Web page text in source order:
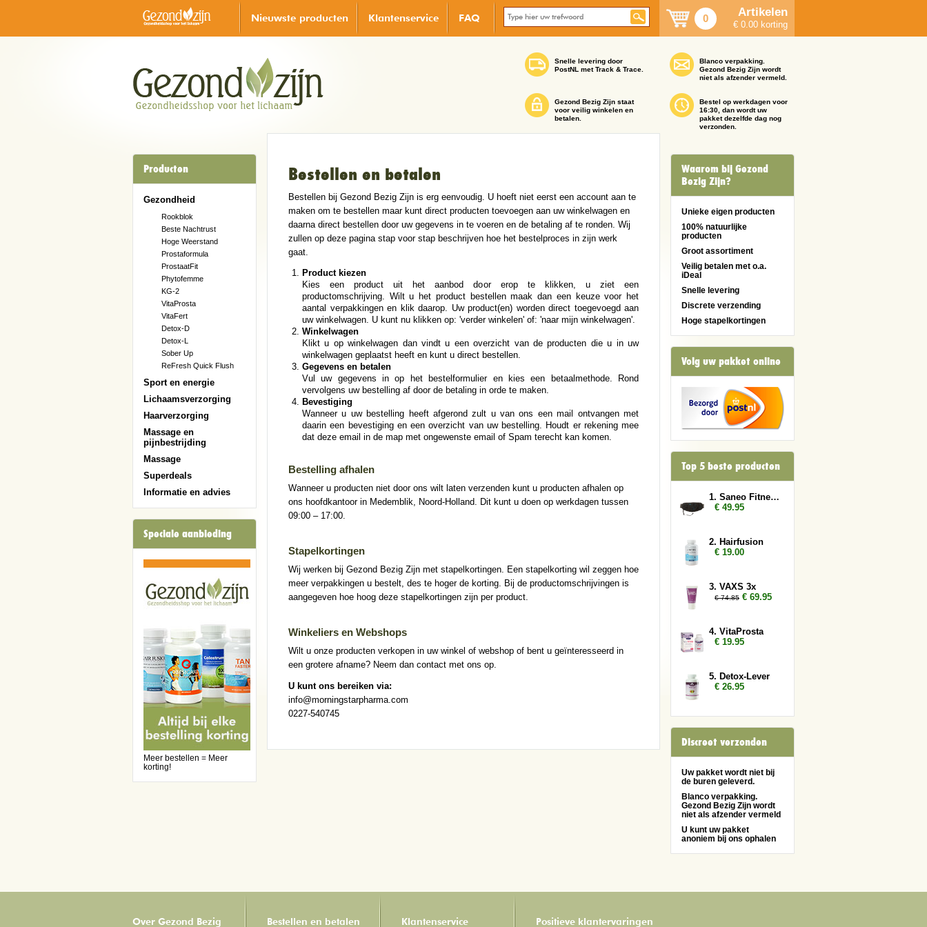
Nieuwste producten Klantenservice FAQ 0 Artikelen
€ 0.00 korting
Snelle levering door
PostNL met Track & Trace.
Gezond Bezig Zijn staat
voor veilig winkelen en
betalen.
Blanco verpakking.
Gezond Bezig Zijn wordt
niet als afzender vermeld.
Bestel op werkdagen voor
16:30, dan wordt uw
pakket dezelfde dag nog
verzonden.
Producten
Gezondheid
Rookblok
Beste Nachtrust
Hoge Weerstand
Prostaformula
ProstaatFit
Phytofemme
KG-2
VitaProsta
VitaFert
Detox-D
Detox-L
Sober Up
ReFresh Quick Flush
Sport en energie
Lichaamsverzorging
Haarverzorging
Massage en
pijnbestrijding
Massage
Superdeals
Informatie en advies
Speciale aanbieding
Meer bestellen = Meer
korting!
Bestellen en betalen
Bestellen bij Gezond Bezig Zijn is erg eenvoudig. U hoeft niet eerst een account aan te
maken om te bestellen maar kunt direct producten toevoegen aan uw winkelwagen en
daarna direct bestellen door uw gegevens in te voeren en de betaling af te ronden. Wij
zullen op deze pagina stap voor stap beschrijven hoe het bestelproces in zijn werk
gaat.
Product kiezen
Kies een product uit het aanbod door erop te klikken, u ziet een
productomschrijving. Wilt u het product bestellen maak dan een keuze voor het
aantal verpakkingen en klik daarop. Uw product(en) worden direct toegevoegd aan
uw winkelwagen. U kunt nu klikken op: 'verder winkelen' of: 'naar mijn winkelwagen'.
Winkelwagen
Klikt u op winkelwagen dan vindt u een overzicht van de producten die u in uw
winkelwagen geplaatst heeft en kunt u direct bestellen.
Gegevens en betalen
Vul uw gegevens in op het bestelformulier en kies een betaalmethode. Rond
vervolgens uw bestelling af door de betaling in orde te maken.
Bevestiging
Wanneer u uw bestelling heeft afgerond zult u van ons een mail ontvangen met
daarin een bevestiging en een overzicht van uw bestelling. Houdt er rekening mee
dat deze email in de map met ongewenste email of Spam terecht kan komen.
Bestelling afhalen
Wanneer u producten niet door ons wilt laten verzenden kunt u producten afhalen op
ons hoofdkantoor in Medemblik, Noord-Holland. Dit kunt u doen op werkdagen tussen
09:00 – 17:00.
Stapelkortingen
Wij werken bij Gezond Bezig Zijn met stapelkortingen. Een stapelkorting wil zeggen hoe
meer verpakkingen u bestelt, des te hoger de korting. Bij de productomschrijvingen is
aangegeven hoe hoog deze stapelkortingen zijn per product.
Winkeliers en Webshops
Wilt u onze producten verkopen in uw winkel of webshop of bent u geïnteresseerd in
een grotere afname? Neem dan contact met ons op.
U kunt ons bereiken via:
info@morningstarpharma.com
0227-540745
Waarom bij Gezond
Bezig Zijn?
Unieke eigen producten
100% natuurlijke
producten
Groot assortiment
Veilig betalen met o.a.
iDeal
Snelle levering
Discrete verzending
Hoge stapelkortingen
Volg uw pakket online
Top 5 beste producten
1. Saneo Fitness Gordel
€ 49.95
2. Hairfusion
€ 19.00
3. VAXS 3x
€ 74.85 € 69.95
4. VitaProsta
€ 19.95
5. Detox-Lever
€ 26.95
Discreet verzonden
Uw pakket wordt niet bij
de buren geleverd.
Blanco verpakking.
Gezond Bezig Zijn wordt
niet als afzender vermeld
U kunt uw pakket
anoniem bij ons ophalen
Over Gezond Bezig Bestellen en betalen Klantenservice Positieve klantervaringen